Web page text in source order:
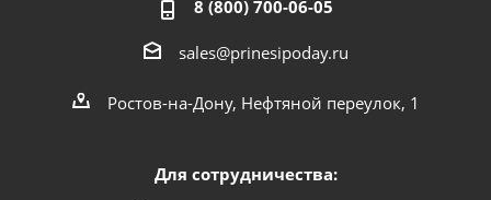
8 (800) 700-06-05
sales@prinesipoday.ru
Ростов-на-Дону, Нефтяной переулок, 1
Для сотрудничества: